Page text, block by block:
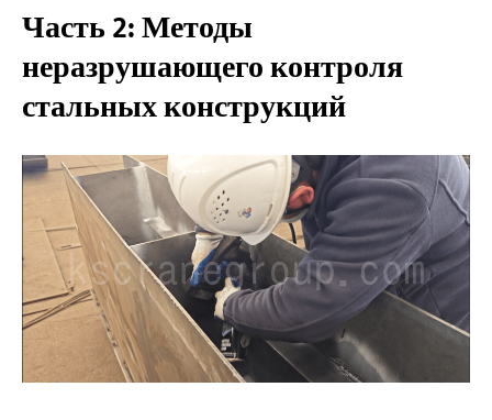
Часть 2: Методы
неразрушающего контроля
стальных конструкций